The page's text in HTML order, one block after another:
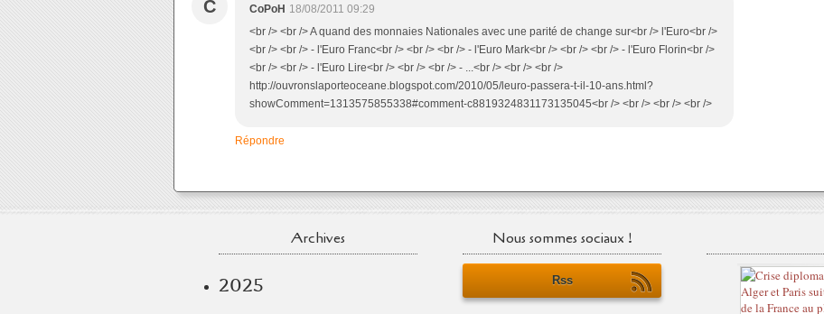
C CoPoH 18/08/2011 09:29
<br /> <br /> A quand des monnaies Nationales avec une parité de change sur<br /> l'Euro<br />
<br /> <br /> - l'Euro Franc<br /> <br /> <br /> - l'Euro Mark<br /> <br /> <br /> - l'Euro Florin<br />
<br /> <br /> - l'Euro Lire<br /> <br /> <br /> - ...<br /> <br /> <br />
http://ouvronslaporteoceane.blogspot.com/2010/05/leuro-passera-t-il-10-ans.html?
showComment=1313575855338#comment-c8819324831173135045<br /> <br /> <br /> <br />
Répondre
Archives
2025
Nous sommes sociaux !
Rss